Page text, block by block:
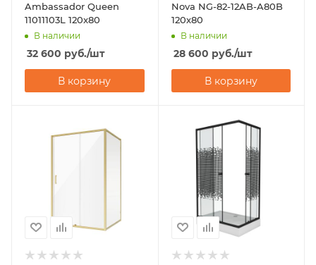
Ambassador Queen
11011103L 120x80
В наличии
32 600 руб./шт
В корзину
Nova NG-82-12AB-A80B
120х80
В наличии
28 600 руб./шт
В корзину